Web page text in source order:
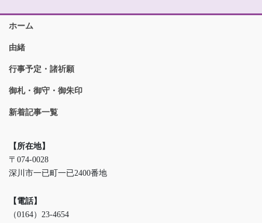
ホーム
由緒
行事予定・諸祈願
御札・御守・御朱印
新着記事一覧
【所在地】
〒074-0028
深川市一已町一已2400番地
【電話】
（0164）23-4654